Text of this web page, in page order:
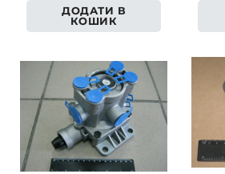
ДОДАТИ В
КОШИК